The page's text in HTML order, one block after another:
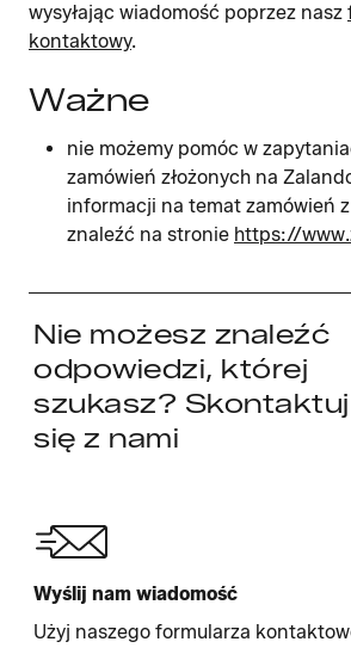
wysyłając wiadomość poprzez nasz
kontaktowy.
Ważne
nie możemy pomóc w
zamówień złożonych na
informacji na temat zamówień
znaleźć na stronie https://
Nie możesz znaleźć
odpowiedzi, której
szukasz? Skontaktuj
się z nami
Wyślij nam wiadomość
Użyj naszego formularza